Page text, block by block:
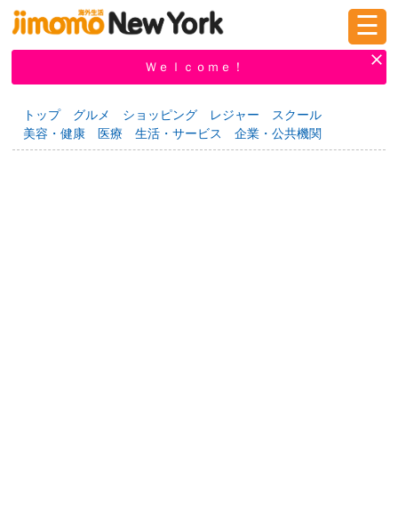
新規登録
掲示板 タウン情報 教えて！
☰
Ｗｅｌｃｏｍｅ！
トップ グルメ ショッピング レジャー
スクール
美容・健康
医療 生活・サービス 企業・公共機関